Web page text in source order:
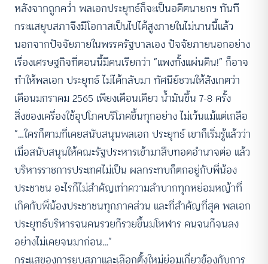
หลังจากถูกคว่ำ พลเอกประยุทธ์ก็จะเป็นอดีตนายกฯ ทันที
กระแสยุบสภาจึงมีโอกาสเป็นไปได้สูงภายในไม่นานนี้แล้ว
นอกจากปัจจัยภายในพรรครัฐบาลเอง ปัจจัยภายนอกอย่าง
เรื่องเศรษฐกิจที่ตอนนี้มีคนเรียกว่า “แพงทั้งแผ่นดิน!” ก็อาจ
ทำให้พลเอก ประยุทธ์ ไม่ได้กลับมา ทัศนีย์ชวนให้สังเกตว่า
เดือนมกราคม 2565 เพียงเดือนเดียว น้ำมันขึ้น 7-8 ครั้ง
สิ่งของเครื่องใช้อุปโภคบริโภคขึ้นทุกอย่าง ไม่เว้นแม้แต่เกลือ
“…ใครก็ตามที่เคยสนับสนุนพลเอก ประยุทธ์ เขาก็เริ่มรู้แล้วว่า
เมื่อสนับสนุนให้คณะรัฐประหารเข้ามาสืบทอดอำนาจต่อ แล้ว
บริหารราชการประเทศไม่เป็น ผลกระทบก็ตกอยู่กับพี่น้อง
ประชาชน อะไรก็ไม่สำคัญเท่าความลำบากทุกหย่อมหญ้าที่
เกิดกับพี่น้องประชาชนทุกภาคส่วน และที่สำคัญที่สุด พลเอก
ประยุทธ์บริหารจนคนรวยก็รวยขึ้นมโหฬาร คนจนก็จนลง
อย่างไม่เคยจนมาก่อน…”
กระแสของการยุบสภาและเลือกตั้งใหม่ย่อมเกี่ยวข้องกับการ